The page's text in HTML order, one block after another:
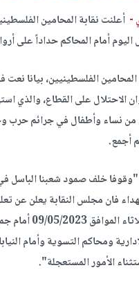
- أعلنت نقابة المحامين
اليوم أمام المحاكم حداداً على
الفلسطينيين، بيانا نعت
الاحتلال على القطاع، والذي
من نساء وأطفال في جرائم حرب
أجمع.
"وقوفا خلف صمود شعبنا الباسل
فان مجلس النقابة يعلن عن
طيلة اليوم
ومحاكم التسوية وأمام
الأمور المستعجلة".